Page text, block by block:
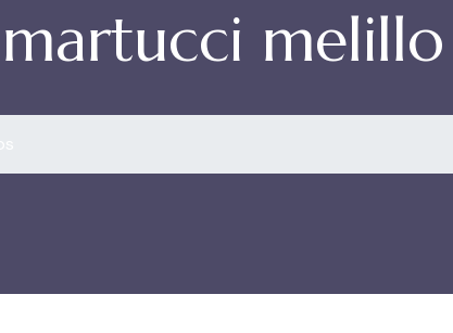
martucci